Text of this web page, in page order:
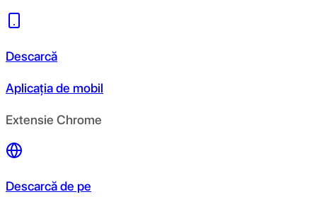
Descarcă
Aplicația de mobil
Extensie Chrome
Descarcă de pe